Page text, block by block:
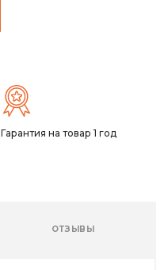
Гарантия на товар 1 год
ОТЗЫВЫ